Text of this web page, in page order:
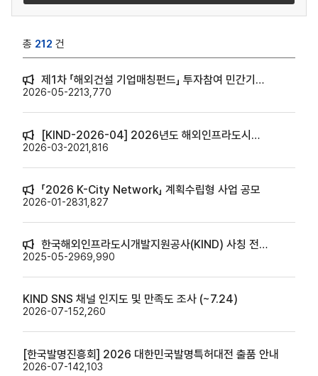
총 212 건
제1차 「해외건설 기업매칭펀드」 투자참여 민간기업 모집공고
2026-05-2213,770
[KIND-2026-04] 2026년도 해외인프라도시개발사업 제안서작성 지원 대상사업 모집공고
2026-03-2021,816
「2026 K-City Network」 계획수립형 사업 공모
2026-01-2831,827
한국해외인프라도시개발지원공사(KIND) 사칭 전화 주의 안내
2025-05-2969,990
KIND SNS 채널 인지도 및 만족도 조사 (~7.24)
2026-07-152,260
[한국발명진흥회] 2026 대한민국발명특허대전 출품 안내
2026-07-142,103